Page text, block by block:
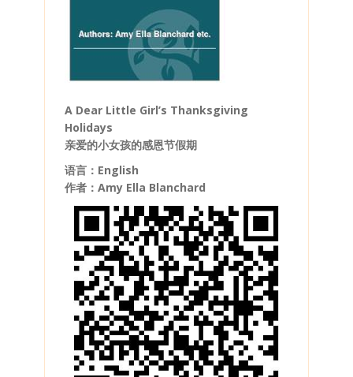
A Dear Little Girl’s Thanksgiving
Holidays
亲爱的小女孩的感恩节假期
语言：English
作者：Amy Ella Blanchard